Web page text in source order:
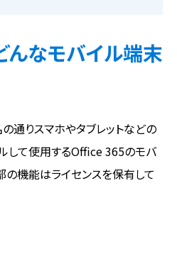
なモバイル端末
通りスマホやタブレットなどの
して使用するOffice 365のモバ
の機能はライセンスを保有して